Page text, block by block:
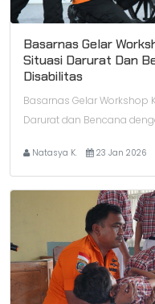
Basarnas Gelar
Situasi Darurat Dan
Disabilitas
Basarnas Gelar
Darurat dan Bencana
Natasya K. 23 Jan 2026